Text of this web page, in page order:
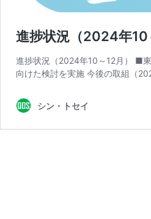
進捗状況（2024年10
進捗状況（2024年10～12月） ■
向けた検討を実施 今後の取組（
シン・トセイ